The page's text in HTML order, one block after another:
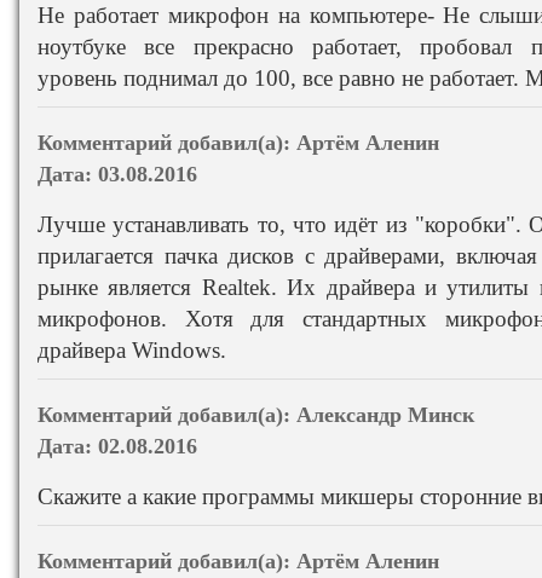
Не работает микрофон на компьютере- Не
ноутбуке все прекрасно работает, пробовал
уровень поднимал до 100, все равно не работает.
Комментарий добавил(а): Артём Аленин
Дата: 03.08.2016
Лучше устанавливать то, что идёт из "коробки".
прилагается пачка дисков с драйверами,
рынке является Realtek. Их драйвера и
микрофонов. Хотя для стандартных
драйвера Windows.
Комментарий добавил(а): Александр Минск
Дата: 02.08.2016
Скажите а какие программы микшеры сторонние
Комментарий добавил(а): Артём Аленин